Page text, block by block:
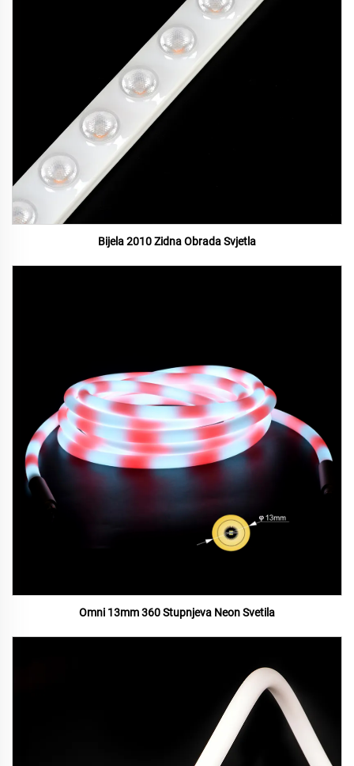
Bijela 2010 Zidna Obrada Svjetla
Omni 13mm 360 Stupnjeva Neon Svetila